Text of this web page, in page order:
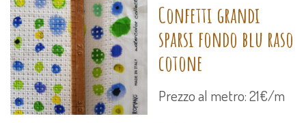
Confetti grandi
sparsi fondo blu raso
cotone
Prezzo al metro: 21€/m